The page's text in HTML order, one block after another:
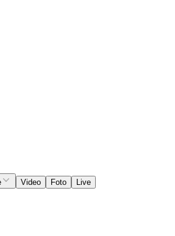
Video Foto
Live